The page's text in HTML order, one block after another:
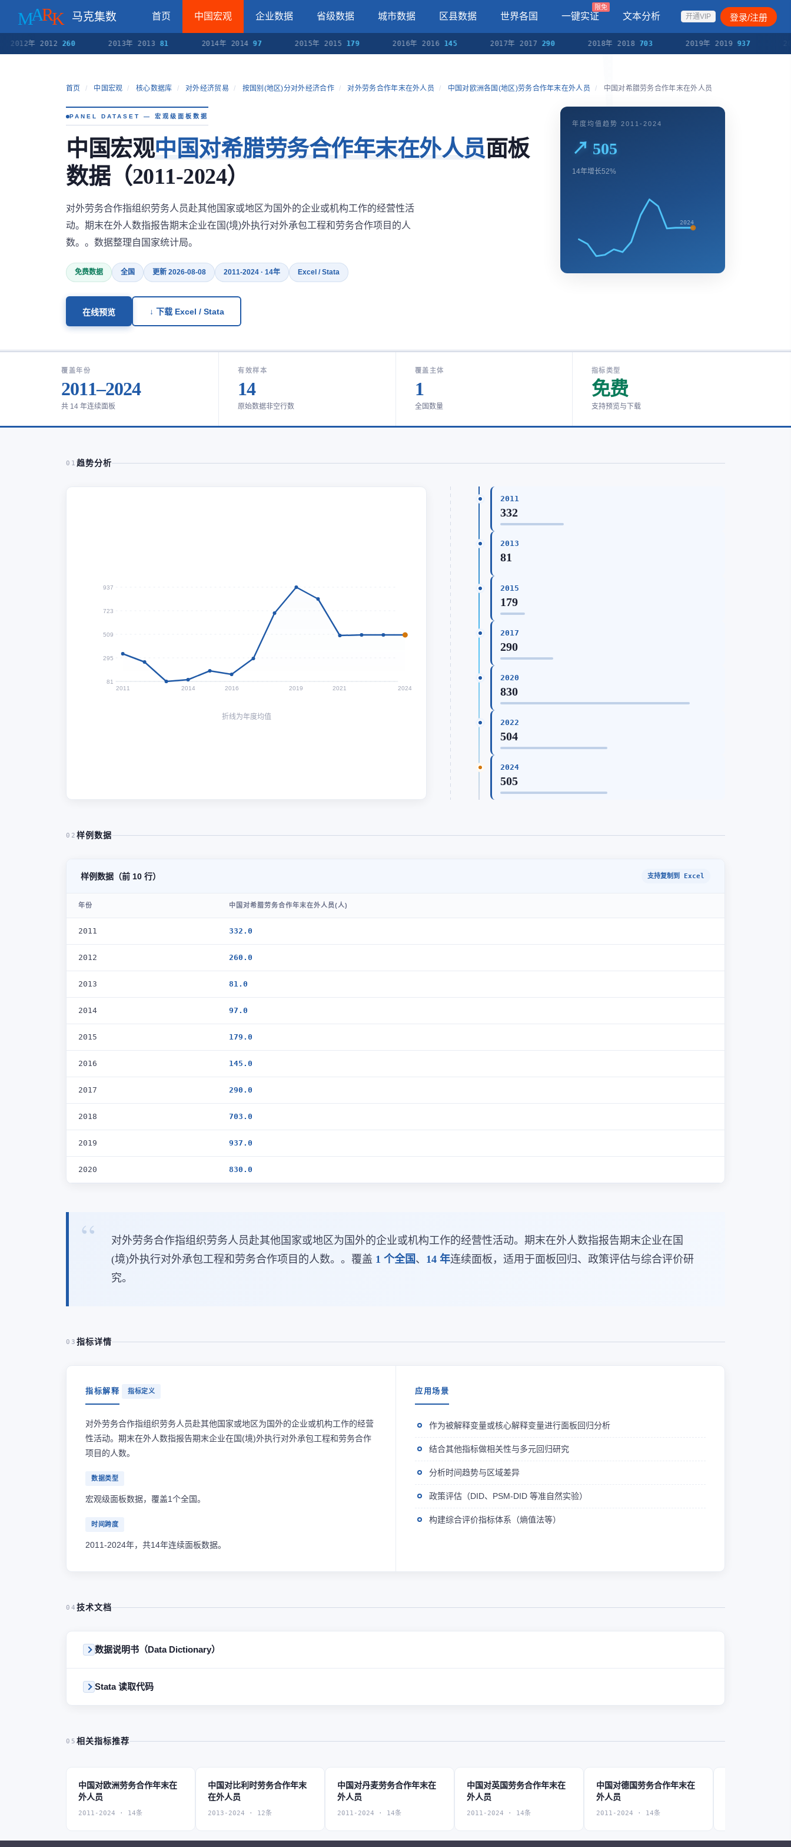
马克集数 首页 中国宏观 企业数据 省级数据 城市数据 区县数据 世界各国 一键实证
限免
文本分析 开通VIP 登录/注册
年 2012260 2013年 201381 2014年 201497 2015年 2015179 2016年 2016145 2017年 2017290 2018年 2018703 2019年 2019937
首页 / 中国宏观 / 核心数据库 / 对外经济贸易 / 按国别(地区)分对外经济合作 / 对外劳务合作年末在外人员 / 中国对欧洲各国(地区)劳务合作年末在外人员 / 中国对希腊劳务合作年末在外人员
PANEL DATASET — 宏观级面板数据
中国宏观中国对希腊劳务合作年末在外人员面板
数据（2011-2024）
对外劳务合作指组织劳务人员赴其他国家或地区为国外的企业或机构工作的经营性活
动。期末在外人数指报告期末企业在国(境)外执行对外承包工程和劳务合作项目的人
数。。数据整理自国家统计局。
免费数据 全国 更新 2026-08-08 2011-2024 · 14年 Excel / Stata
在线预览 ↓ 下载 Excel / Stata
年度均值趋势 2011-2024
↗ 505
14年增长52%
2024
覆盖年份
2011–2024
共 14 年连续面板
有效样本
14
原始数据非空行数
覆盖主体
1
全国数量
指标类型
免费
支持预览与下载
01 趋势分析
937
723
509
295
81
2011
2014 2016 2019 2021 2024
折线为年度均值
2011
332
2013
81
2015
179
2017
290
2020
830
2022
504
2024
505
02 样例数据
样例数据（前 10 行） 支持复制到 Excel
年份 中国对希腊劳务合作年末在外人员(人)
2011 332.0
2012 260.0
2013 81.0
2014 97.0
2015 179.0
2016 145.0
2017 290.0
2018 703.0
2019 937.0
2020 830.0
对外劳务合作指组织劳务人员赴其他国家或地区为国外的企业或机构工作的经营性活动。期末在外人数指报告期末企业在国
(境)外执行对外承包工程和劳务合作项目的人数。。覆盖 1 个全国 、 14 年连续面板，适用于面板回归、政策评估与综合评价研
究。
03 指标详情
指标解释 指标定义
对外劳务合作指组织劳务人员赴其他国家或地区为国外的企业或机构工作的经营
性活动。期末在外人数指报告期末企业在国(境)外执行对外承包工程和劳务合作
项目的人数。
数据类型
宏观级面板数据，覆盖1个全国。
时间跨度
2011-2024年，共14年连续面板数据。
应用场景
作为被解释变量或核心解释变量进行面板回归分析
结合其他指标做相关性与多元回归研究
分析时间趋势与区域差异
政策评估（DID、PSM-DID 等准自然实验）
构建综合评价指标体系（熵值法等）
04 技术文档
数据说明书（Data Dictionary）
Stata 读取代码
05 相关指标推荐
中国对欧洲劳务合作年末在
外人员
2011-2024 · 14条
中国对比利时劳务合作年末
在外人员
2013-2024 · 12条
中国对丹麦劳务合作年末在
外人员
2011-2024 · 14条
中国对英国劳务合作年末在
外人员
2011-2024 · 14条
中国对德国劳务合作年末在
外人员
2011-2024 · 14条